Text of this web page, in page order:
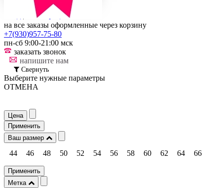
Корзина
Регистрация
на все заказы оформленные через корзину
+7(930)957-75-80
пн-сб 9:00-21:00 мск
заказать звонок
напишите нам
Свернуть
Выберите нужные параметры
ОТМЕНА
Цена
Применить
Ваш размер
44 46 48 50 52 54 56 58 60 62 64 66
Применить
Метка